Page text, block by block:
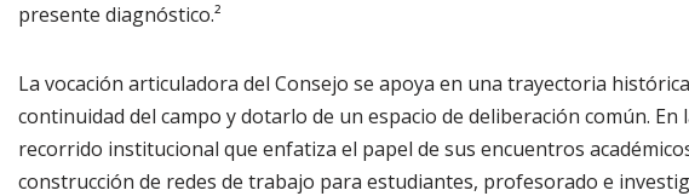
presente diagnóstico.²
La vocación articuladora del Consejo se apoya en una trayectoria
continuidad del campo y dotarlo de un espacio de deliberación común. En
recorrido institucional que enfatiza el papel de sus encuentros
construcción de redes de trabajo para estudiantes, profesorado e